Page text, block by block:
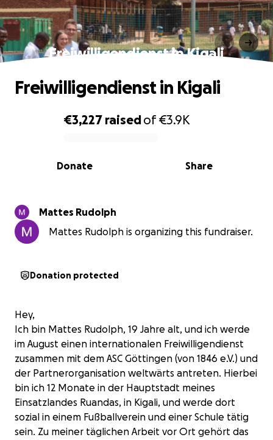
Freiwilligendienst in Kigali
0% complete
€3,227 raisedof€3.9K
Share
Donate
Freiwilligendienst in Kigali
Mattes Rudolph
Mattes Rudolph is organizing this fundraiser.
Donation protected
Hey,
Ich bin Mattes Rudolph, 19 Jahre alt, und ich werde
im August einen internationalen Freiwilligendienst
zusammen mit dem ASC Göttingen (von 1846 e.V.) und
der Partnerorganisation weltwärts antreten. Hierbei
bin ich 12 Monate in der Hauptstadt meines
Einsatzlandes Ruandas, in Kigali, und werde dort
sozial in einem Fußballverein und einer Schule tätig
sein. Zu meiner täglichen Arbeit vor Ort gehört das